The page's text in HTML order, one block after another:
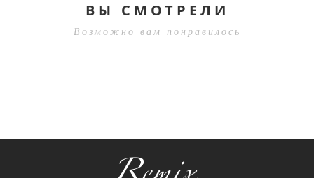
ВЫ СМОТРЕЛИ
Возможно вам понравилось